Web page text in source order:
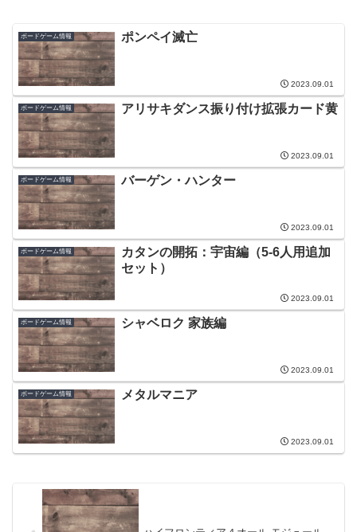
ボードゲーム情報 ポンペイ滅亡
2023.09.01
ボードゲーム情報 アリサキダンス振り付け拡張カード黄
2023.09.01
ボードゲーム情報 バーゲン・ハンター
2023.09.01
ボードゲーム情報
カタンの開拓：宇宙編（5-6人用追加
セット）
2023.09.01
ボードゲーム情報 シャベロク 家族編
2023.09.01
ボードゲーム情報 メタルマニア
2023.09.01